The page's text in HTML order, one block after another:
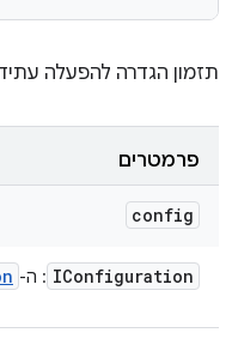
תזמון הגדרה להפעלה
פרמטרים
config
IConfiguration : ה-